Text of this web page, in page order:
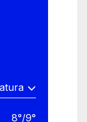
8°/9°